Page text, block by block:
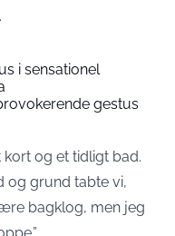
i sensationel
gestus
og et tidligt bad.
og grund tabte vi,
bagklog, men jeg